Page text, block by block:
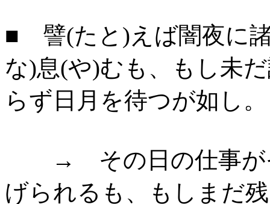
■ 譬(たと)えば闇夜に
な)息(や)むも、もし未
らず日月を待つが如し。
→ その日の仕事がそ
げられるも、もしまだ